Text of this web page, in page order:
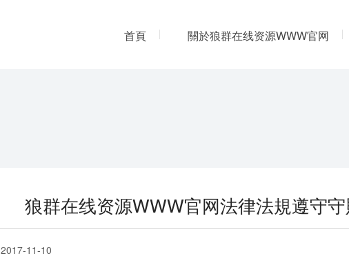
首頁 關於狼群在线资源WWW官网
狼群在线资源WWW官网法律法規遵守
2017-11-10